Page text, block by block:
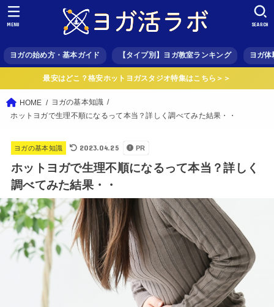
ヨガの始め方・基本ガイド 【タイプ別】ヨガ教室ランキング ヨガ体
SEARCH
MENU
最安はどこ？格安ホットヨガスタジオ特集はこちら＞＞
HOME
ヨガの基本知識
ホットヨガで生理不順になるって本当？詳しく調べてみた結果・・
ヨガの基本知識 2023.04.25 PR
ホットヨガで生理不順になるって本当？詳しく
調べてみた結果・・